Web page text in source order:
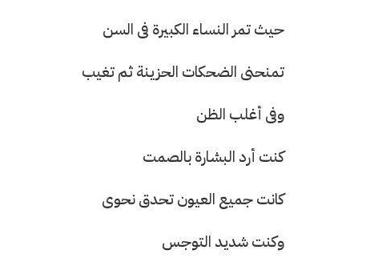
حيث تمر النساء الكبيرة فى السن
تمنحنى الضحكات الحزينة ثم تغيب
وفى أغلب الظن
كنت أرد البشارة بالصمت
كانت جميع العيون تحدق نحوى
وكنت شديد التوجس